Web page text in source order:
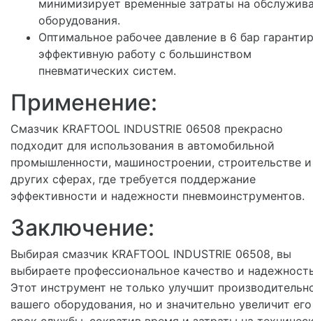
минимизирует временные затраты на
оборудования.
Оптимальное рабочее давление в 6 бар
эффективную работу с большинством
пневматических систем.
Применение:
Смазчик KRAFTOOL INDUSTRIE 06508 прекрасно
подходит для использования в автомобильной
промышленности, машиностроении, строительстве и
других сферах, где требуется поддержание
эффективности и надежности пневмоинструментов.
Заключение:
Выбирая смазчик KRAFTOOL INDUSTRIE 06508, вы
выбираете профессиональное качество и
Этот инструмент не только улучшит
вашего оборудования, но и значительно увеличит его